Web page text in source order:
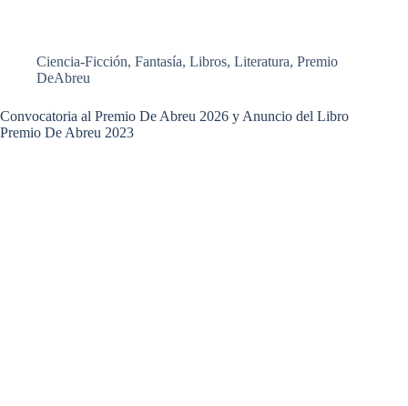
Ciencia-Ficción, Fantasía, Libros, Literatura, Premio
DeAbreu
Convocatoria al Premio De Abreu 2026 y Anuncio del Libro
Premio De Abreu 2023